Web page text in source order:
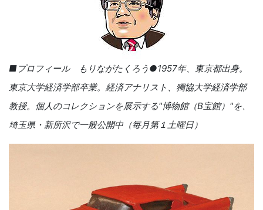
■プロフィール もりながたくろう●1957年、東京都出身。
東京大学経済学部卒業。経済アナリスト、獨協大学経済学部
教授。個人のコレクションを展示する"博物館（B宝館）"を、
埼玉県・新所沢で一般公開中（毎月第１土曜日）